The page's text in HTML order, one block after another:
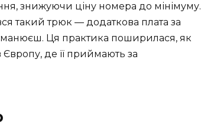
знижуючи ціну номера до мінімуму.
такий трюк — додаткова плата за
Ця практика поширилася, як
де її приймають за